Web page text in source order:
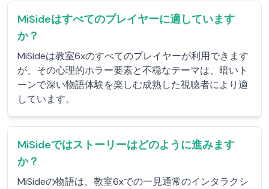
MiSideはすべてのプレイヤーに適しています
か？
MiSideは教室6xのすべてのプレイヤーが利用できます
が、その心理的ホラー要素と不穏なテーマは、暗いト
ーンで深い物語体験を楽しむ成熟した視聴者により適
しています。
MiSideではストーリーはどのように進みます
か？
MiSideの物語は、教室6xでの一見通常のインタラクシ